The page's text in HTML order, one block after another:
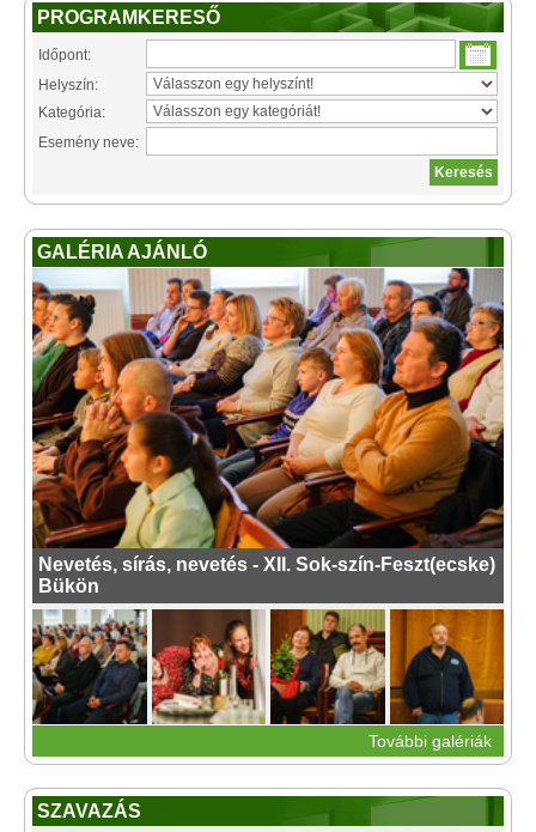
PROGRAMKERESŐ
Időpont:
Helyszín:
Kategória:
Esemény neve:
GALÉRIA AJÁNLÓ
Nevetés, sírás, nevetés - XII. Sok-szín-Feszt(ecske)
Bükön
További galériák
SZAVAZÁS